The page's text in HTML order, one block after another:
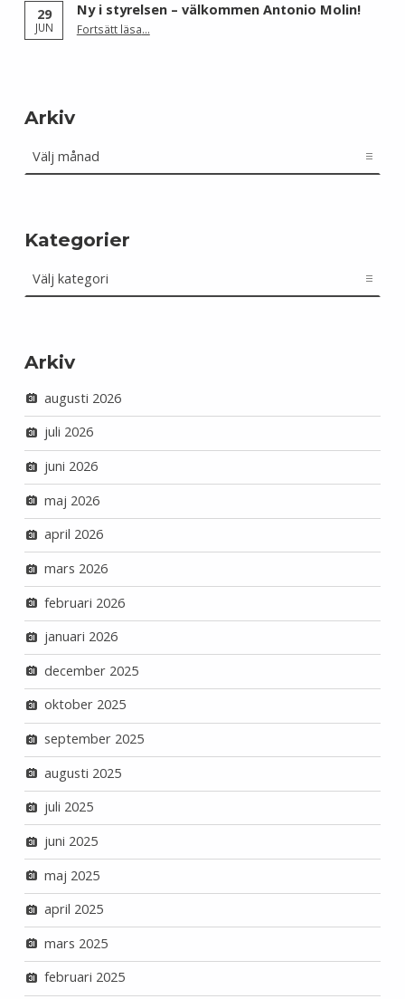
29
JUN
Ny i styrelsen – välkommen Antonio Molin!
Fortsätt läsa“Ny i styrelsen – välkommen Antonio Molin!”
…
Arkiv
Kategorier
Arkiv
augusti 2026
juli 2026
juni 2026
maj 2026
april 2026
mars 2026
februari 2026
januari 2026
december 2025
oktober 2025
september 2025
augusti 2025
juli 2025
juni 2025
maj 2025
april 2025
mars 2025
februari 2025